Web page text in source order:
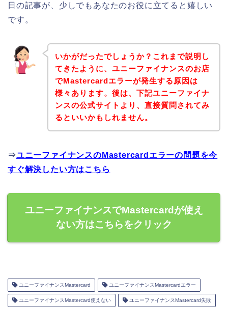
日の記事が、少しでもあなたのお役に立てると嬉しい
です。
いかがだったでしょうか？これまで説明し
てきたように、ユニーファイナンスのお店
でMastercardエラーが発生する原因は
様々あります。後は、下記ユニーファイナ
ンスの公式サイトより、直接質問されてみ
るといいかもしれません。
⇒ユニーファイナンスのMastercardエラーの問題を今
すぐ解決したい方はこちら
ユニーファイナンスでMastercardが使え
ない方はこちらをクリック
ユニーファイナンスMastercard ユニーファイナンスMastercardエラー
ユニーファイナンスMastercard使えない ユニーファイナンスMastercard失敗